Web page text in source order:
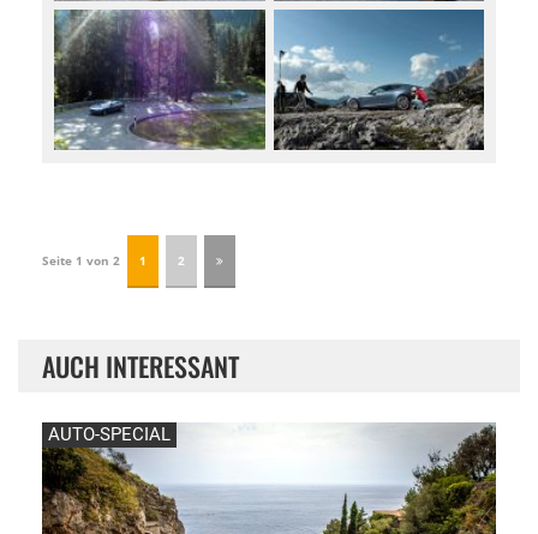
Seite 1 von 2 1 2
AUCH INTERESSANT
AUTO-SPECIAL